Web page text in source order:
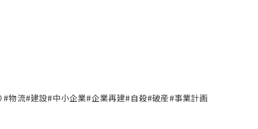
物流#建設#中小企業#企業再建#自殺#破産#事業計画